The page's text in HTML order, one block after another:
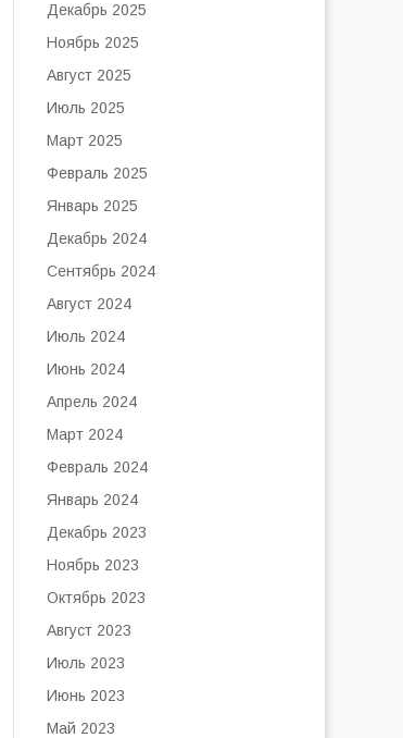
Декабрь 2025
Ноябрь 2025
Август 2025
Июль 2025
Март 2025
Февраль 2025
Январь 2025
Декабрь 2024
Сентябрь 2024
Август 2024
Июль 2024
Июнь 2024
Апрель 2024
Март 2024
Февраль 2024
Январь 2024
Декабрь 2023
Ноябрь 2023
Октябрь 2023
Август 2023
Июль 2023
Июнь 2023
Май 2023